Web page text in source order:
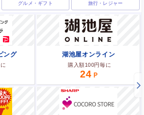
グルメ・ギフト 旅行・レジャー
ング 湖池屋オンライン
購入額100円毎に
24
ストア ココデカウ
購入額100円毎に
6
セス セシール（cecile）
購入額100円毎に
12
購入額100円毎に
17
トア NETOFF（ネットオフ）
購入額100円毎に
2
ア HUGO BOSS
購入額100円毎に
24
自然化粧品研究所
購入額100円毎に
30
ヤス 小倉山荘
購入額100円毎に
17
参加完了で
asoview！（アソビュー）
購入額100円毎に
6